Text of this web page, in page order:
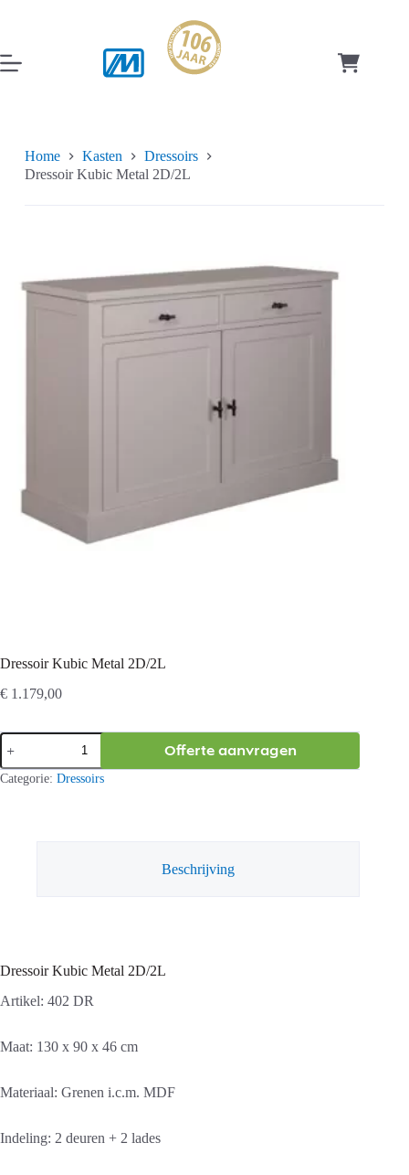
inhoud
Home Kasten
Dressoirs
Dressoir Kubic Metal 2D/2L
Dressoir Kubic Metal 2D/2L
€ 1.179,00
Dressoir
Kubic
Metal
2D/2L
Offerte aanvragen
Categorie: Dressoirs
Beschrijving
Dressoir Kubic Metal 2D/2L
Artikel: 402 DR
Maat: 130 x 90 x 46 cm
Materiaal: Grenen i.c.m. MDF
Indeling: 2 deuren + 2 lades